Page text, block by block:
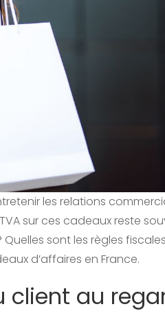
les relations
sur ces cadeaux reste
sont les règles
d’affaires en France.
client au